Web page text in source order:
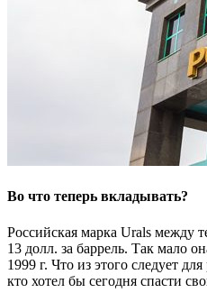
Во что теперь вкладывать?
Российская марка Urals между
13 долл. за баррель. Так мало
1999 г. Что из этого следует
кто хотел бы сегодня спасти